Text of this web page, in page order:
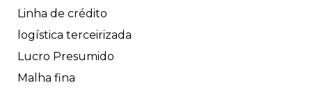
Linha de crédito
logística terceirizada
Lucro Presumido
Malha fina